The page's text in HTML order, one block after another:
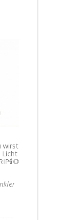
wirst
Licht